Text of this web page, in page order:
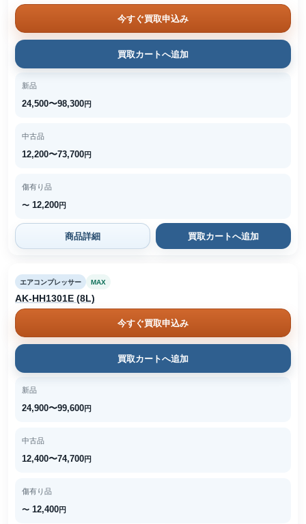
今すぐ買取申込み
買取カートへ追加
新品
24,500〜98,300円
中古品
12,200〜73,700円
傷有り品
〜 12,200円
商品詳細 買取カートへ追加
エアコンプレッサー MAX
AK-HH1301E (8L)
今すぐ買取申込み
買取カートへ追加
新品
24,900〜99,600円
中古品
12,400〜74,700円
傷有り品
〜 12,400円